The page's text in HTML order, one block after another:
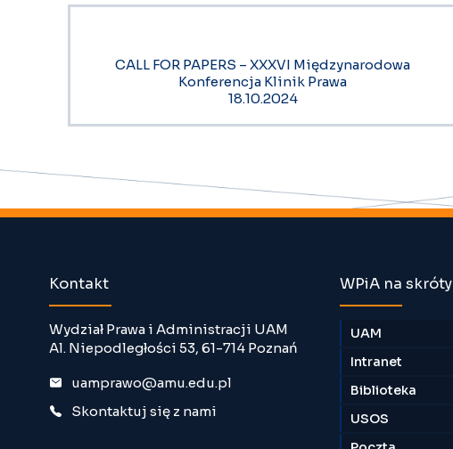
CALL FOR PAPERS – XXXVI Międzynarodowa
Konferencja Klinik Prawa
18.10.2024
Kontakt
Wydział Prawa i Administracji UAM
Al. Niepodległości 53, 61-714 Poznań
uamprawo@amu.edu.pl
Skontaktuj się z nami
WPiA na skróty
UAM
Intranet
Biblioteka
USOS